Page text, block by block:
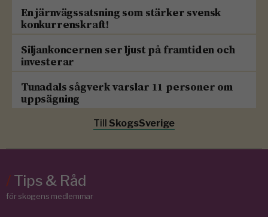
En järnvägssatsning som stärker svensk
konkurrenskraft!
Siljankoncernen ser ljust på framtiden och
investerar
Tunadals sågverk varslar 11 personer om
uppsägning
Till SkogsSverige
/Tips & Råd
för skogens medlemmar